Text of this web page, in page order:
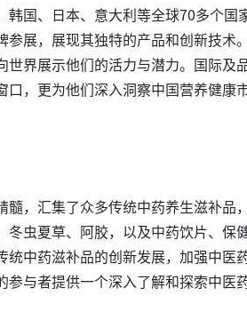
国、日本、意大利等全球70多个国
展，展现其独特的产品和创新技术。
界展示他们的活力与潜力。国际及
，更为他们深入洞察中国营养健康
，汇集了众多传统中药养生滋补品，
虫夏草、阿胶，以及中药饮片、保
中药滋补品的创新发展，加强中医
与者提供一个深入了解和探索中医